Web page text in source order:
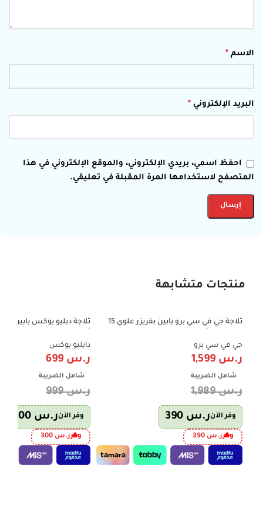
الاسم *
البريد الإلكتروني *
احفظ اسمي، بريدي الإلكتروني، والموقع الإلكتروني في هذا
المتصفح لاستخدامها المرة المقبلة في تعليقي.
منتجات متشابهة
-20%
ثلاجة جي في سي برو بابين بفريزر علوي 15
جي في سي برو
ر.س
شامل الضريبة
ر.س1,989
وفر الآنر.س
وفرر.س 390
-30%
دابليو بوكس
ر.س
شامل الضريبة
ر.س999
وفر الآنر.س
وفرر.س 300